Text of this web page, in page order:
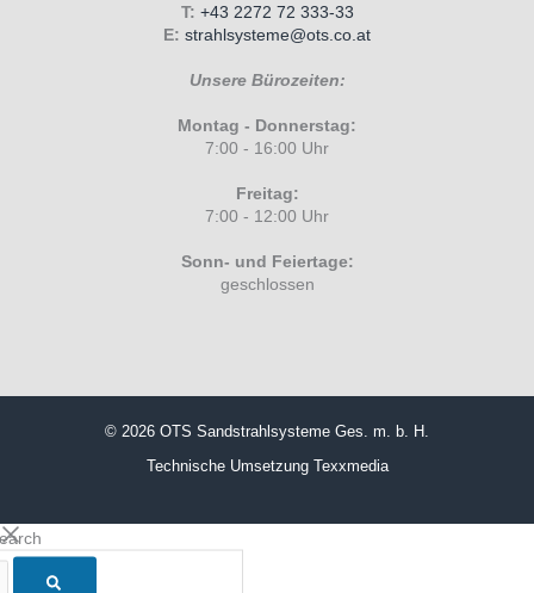
T: +43 2272 72 333-33
E: strahlsysteme@ots.co.at
Unsere Bürozeiten:
Montag - Donnerstag:
7:00 - 16:00 Uhr
Freitag:
7:00 - 12:00 Uhr
Sonn- und Feiertage:
geschlossen
© 2026 OTS Sandstrahlsysteme Ges. m. b. H.
Technische Umsetzung Texxmedia